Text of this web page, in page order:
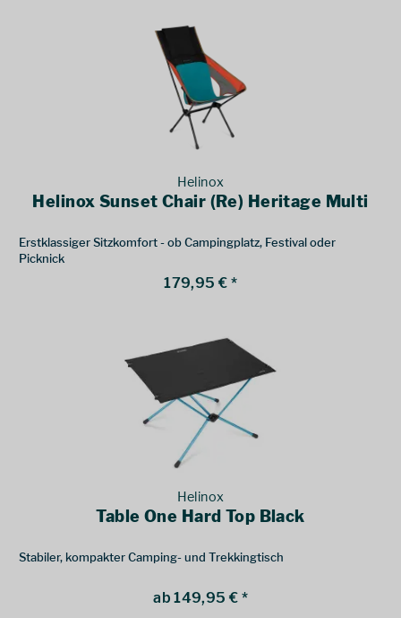
Helinox
Helinox Sunset Chair (Re) Heritage Multi
Erstklassiger Sitzkomfort - ob Campingplatz, Festival oder
Picknick
179,95 € *
Helinox
Table One Hard Top Black
Stabiler, kompakter Camping- und Trekkingtisch
ab 149,95 € *